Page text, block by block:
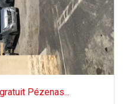
Pézenas...